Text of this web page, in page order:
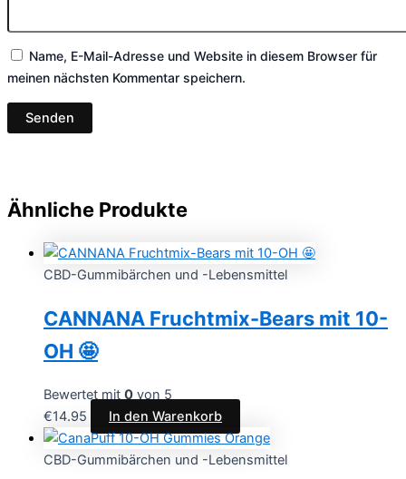
Name, E-Mail-Adresse und Website in diesem Browser für
meinen nächsten Kommentar speichern.
Ähnliche Produkte
CBD-Gummibärchen und -Lebensmittel
CANNANA Fruchtmix-Bears mit 10-
OH 🤩
Bewertet mit 0 von 5
€14.95 In den Warenkorb
CBD-Gummibärchen und -Lebensmittel